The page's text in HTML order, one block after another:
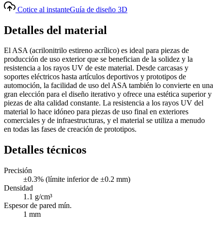
Cotice al instanteGuía de diseño 3D
Detalles del material
El ASA (acrilonitrilo estireno acrílico) es ideal para piezas de
producción de uso exterior que se benefician de la solidez y la
resistencia a los rayos UV de este material. Desde carcasas y
soportes eléctricos hasta artículos deportivos y prototipos de
automoción, la facilidad de uso del ASA también lo convierte en una
gran elección para el diseño iterativo y ofrece una estética superior y
piezas de alta calidad constante. La resistencia a los rayos UV del
material lo hace idóneo para piezas de uso final en exteriores
comerciales y de infraestructuras, y el material se utiliza a menudo
en todas las fases de creación de prototipos.
Detalles técnicos
Precisión
±0.3% (límite inferior de ±0.2 mm)
Densidad
1.1 g/cm³
Espesor de pared mín.
1 mm